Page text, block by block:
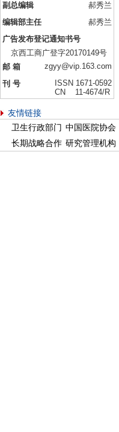
副总编辑
郝秀兰
编辑部主任
郝秀兰
广告发布登记通知书号
京西工商广登字20170149号
邮 箱
zgyy@vip.163.com
刊 号
ISSN 1671-0592
CN 11-4674/R
友情链接
卫生行政部门 中国医院协会
长期战略合作 研究管理机构